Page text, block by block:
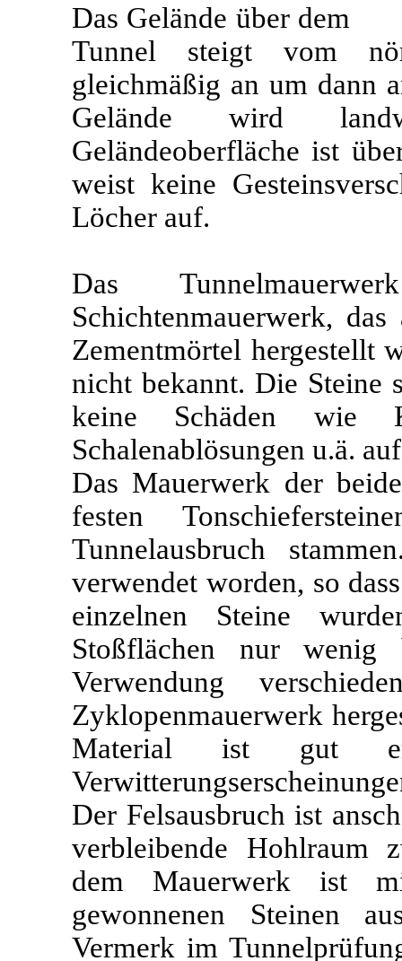
Das Gelände über dem
Tunnel steigt vom
gleichmäßig an um dann
Gelände wird
Geländeoberfläche ist
weist keine
Löcher auf.
Das
Schichtenmauerwerk,
Zementmörtel hergestellt
nicht bekannt. Die Steine
keine Schäden wie
Schalenablösungen u.ä.
Das Mauerwerk der
festen
Tunnelausbruch
verwendet worden, so
einzelnen Steine
Stoßflächen nur
Verwendung
Zyklopenmauerwerk
Material ist gut
Der Felsausbruch ist
verbleibende Hohlraum
dem Mauerwerk ist
gewonnenen Steinen
Vermerk im